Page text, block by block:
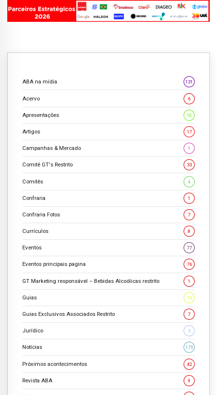
ABA na mídia 131
Acervo 6
Apresentações 10
Artigos 17
Campanhas & Mercado 1
Comitê GT's Restrito 33
Comitês 4
Confraria 1
Confraria Fotos 7
Currículos 8
Eventos 77
Eventos principais pagina 76
GT Marketing responsável – Bebidas Alcoólicas restrito 1
Guias 16
Guias Exclusivos Associados Restrito 7
Jurídico 3
Notícias 175
Próximos acontecimentos 42
Revista ABA 9